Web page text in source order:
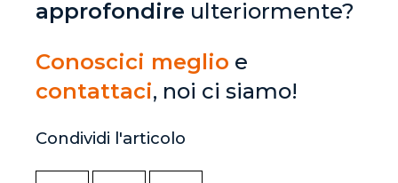
approfondire ulteriormente?
Conoscici meglio e
contattaci, noi ci siamo!
Condividi l'articolo